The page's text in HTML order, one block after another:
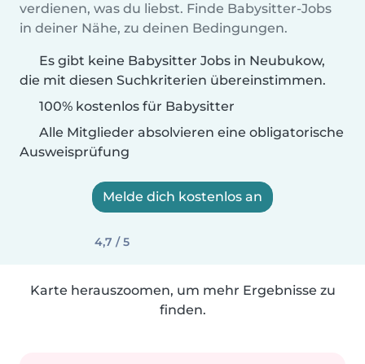
verdienen, was du liebst. Finde Babysitter-Jobs
in deiner Nähe, zu deinen Bedingungen.
Es gibt keine Babysitter Jobs in Neubukow,
die mit diesen Suchkriterien übereinstimmen.
100% kostenlos für Babysitter
Alle Mitglieder absolvieren eine obligatorische
Ausweisprüfung
Melde dich kostenlos an
4,7 / 5
Karte herauszoomen, um mehr Ergebnisse zu
finden.